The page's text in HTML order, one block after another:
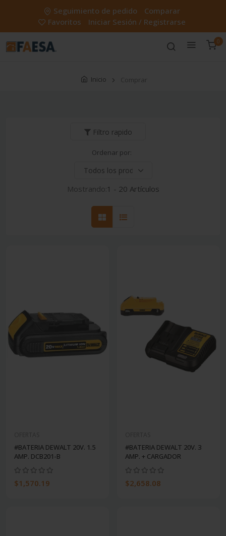
Seguimiento de pedido
Comparar
Favoritos
Iniciar Sesión / Registrarse
0
Inicio Comprar
Filtro rapido
Ordenar por:
Mostrando:1 - 20 Artículos
#BATERIA DEWALT 20V. 1.5
AMP. DCB201-B
$1,570.19
#BATERIA DEWALT 20V. 3
AMP. + CARGADOR
$2,658.08